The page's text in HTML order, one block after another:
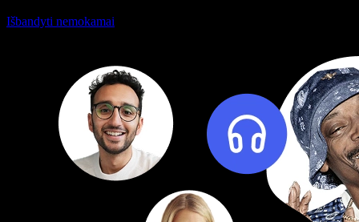
Išbandyti nemokamai